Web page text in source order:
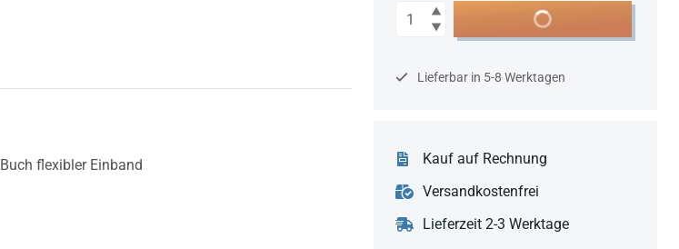
Buch flexibler Einband
Anzahl In den Warenkorb
Lieferbar in 5-8 Werktagen
Kauf auf Rechnung
Versandkostenfrei
Lieferzeit 2-3 Werktage